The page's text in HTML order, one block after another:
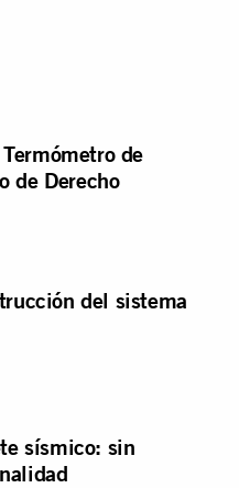
de
de Derecho
del sistema
sísmico: sin